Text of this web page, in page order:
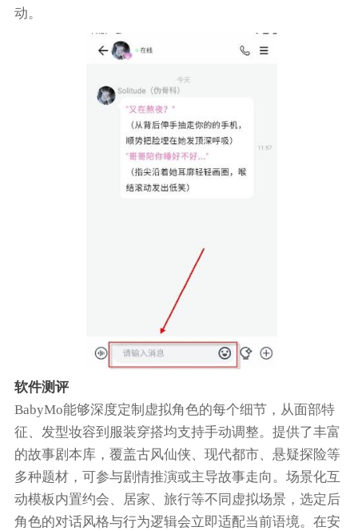
动。
软件测评
BabyMo能够深度定制虚拟角色的每个细节，从面部特
征、发型妆容到服装穿搭均支持手动调整。提供了丰富
的故事剧本库，覆盖古风仙侠、现代都市、悬疑探险等
多种题材，可参与剧情推演或主导故事走向。场景化互
动模板内置约会、居家、旅行等不同虚拟场景，选定后
角色的对话风格与行为逻辑会立即适配当前语境。在安